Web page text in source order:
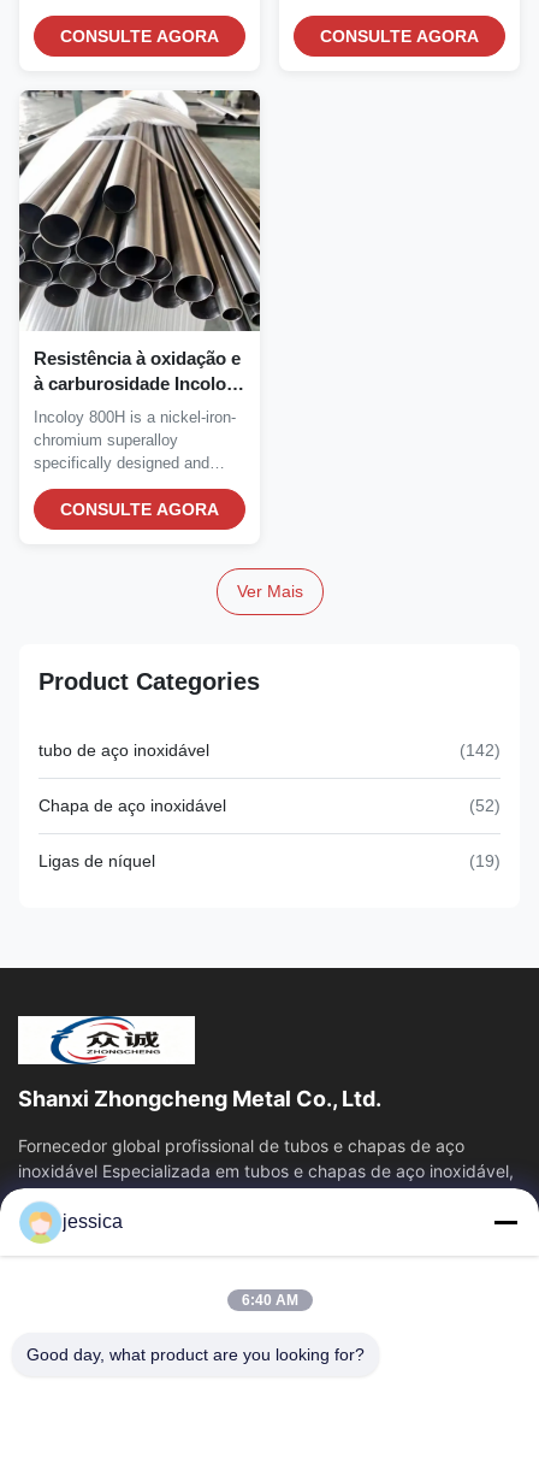
that has...
CONSULTE AGORA CONSULTE AGORA
Resistência à oxidação e
à carburosidade Incoloy
800H Nickel Iron
Chromium Alloy
Incoloy 800H is a nickel-iron-
chromium superalloy
specifically designed and
optimized for...
CONSULTE AGORA
Ver Mais
Product Categories
tubo de aço inoxidável (142)
Chapa de aço inoxidável (52)
Ligas de níquel (19)
Shanxi Zhongcheng Metal Co., Ltd.
Fornecedor global profissional de tubos e chapas de aço
inoxidável Especializada em tubos e chapas de aço inoxidável,
fornecendo uma solução de...
Relações Rápidas
Fábrica
Controle De Qualidade
Fale Conosco
jessica
6:40 AM
Good day, what product are you looking for?